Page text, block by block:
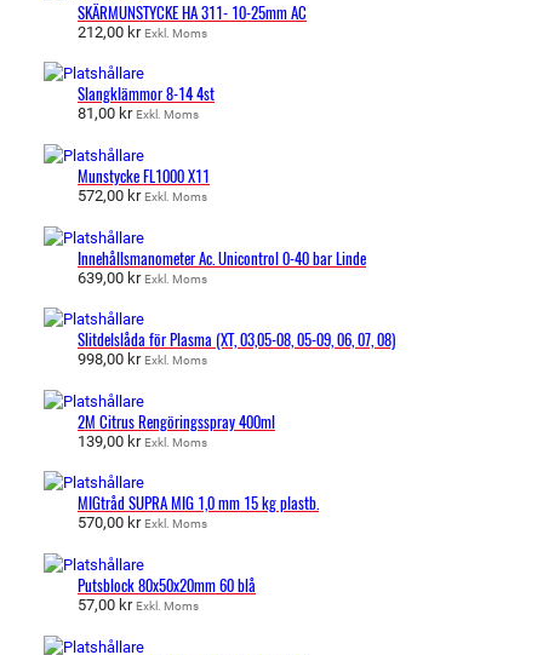
SKÄRMUNSTYCKE HA 311- 10-25mm AC
212,00 kr Exkl. Moms
Slangklämmor 8-14 4st
81,00 kr Exkl. Moms
Munstycke FL1000 X11
572,00 kr Exkl. Moms
Innehållsmanometer Ac. Unicontrol 0-40 bar Linde
639,00 kr Exkl. Moms
Slitdelslåda för Plasma (XT, 03,05-08, 05-09, 06, 07, 08)
998,00 kr Exkl. Moms
2M Citrus Rengöringsspray 400ml
139,00 kr Exkl. Moms
MIGtråd SUPRA MIG 1,0 mm 15 kg plastb.
570,00 kr Exkl. Moms
Putsblock 80x50x20mm 60 blå
57,00 kr Exkl. Moms